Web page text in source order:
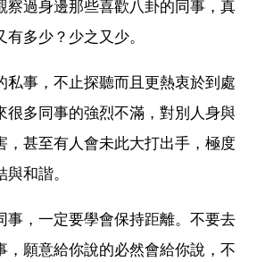
察過身邊那些喜歡八卦的同事，真
多少？少之又少。
私事，不止探聽而且更熱衷於到處
很多同事的強烈不滿，對別人身與
，甚至有人會未此大打出手，極度
和諧。
事，一定要學會保持距離。不要去
，願意給你說的必然會給你說，不